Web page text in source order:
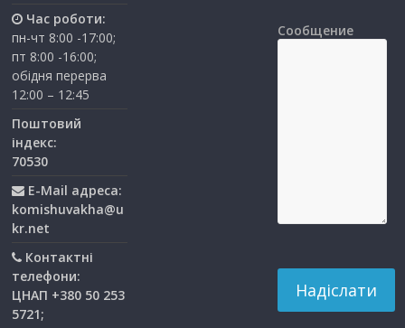
Час роботи:
пн-чт 8:00 -17:00;
пт 8:00 -16:00;
обідня перерва
12:00 – 12:45
Поштовий
індекс:
70530
E-Mail адреса:
komishuvakha@u
kr.net
Контактні
телефони:
ЦНАП +380 50 253
5721;
Сообщение